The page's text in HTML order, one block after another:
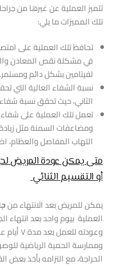
تتميز العملية عن غيرها من
تلك المميزات ما يلي:
تحافظ تلك العملية على
في مشكلة نقص المعادن
لفيتامين بشكل دائم ومستمر.
نسبة الشفاء العالية التي
الثاني، حيث تحقق نسبة شفاء
تعمل تلك العملية على
ومضاعفات السمنة مثل
التهاب المفاصل والعظام،
متى يمكن عودة المريض
أو التقسيم الثنائي
يمكن للمريض بعد الانتهاء من
العملية بيوم واحد بعد انتهاء
وعودته
وممارسة الحمية الرياضية
الحراجة، مع التزامه بأخذ بعض